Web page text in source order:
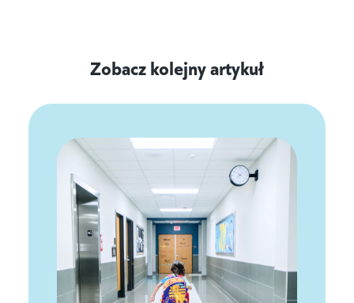
Zobacz kolejny artykuł